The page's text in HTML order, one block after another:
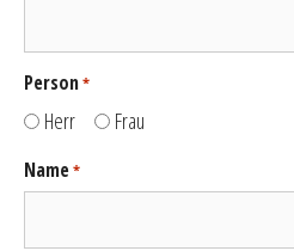
Person*
Herr Frau
Name*